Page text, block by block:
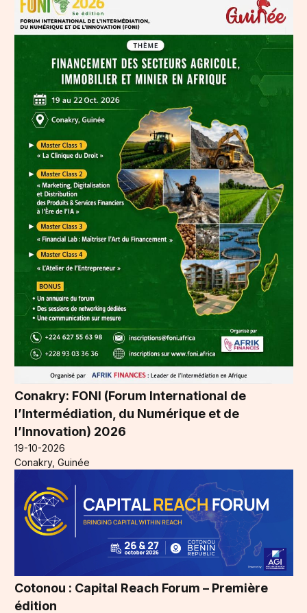
Conakry: FONI (Forum International de
l’Intermédiation, du Numérique et de
l’Innovation) 2026
19-10-2026
Conakry, Guinée
Cotonou : Capital Reach Forum – Première
édition